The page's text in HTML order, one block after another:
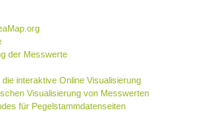
der Messwerte
interaktive Online Visualisierung
Visualisierung von Messwerten
für Pegelstammdatenseiten